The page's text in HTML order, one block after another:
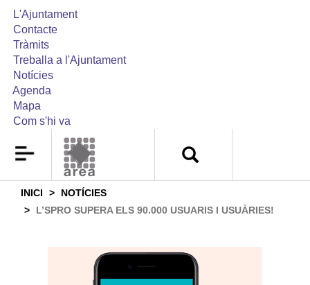
L'Ajuntament
Contacte
Tràmits
Treballa a l'Ajuntament
Notícies
Agenda
Mapa
Com s'hi va
INICI
NOTÍCIES
L’SPRO SUPERA ELS 90.000 USUARIS I USUÀRIES!